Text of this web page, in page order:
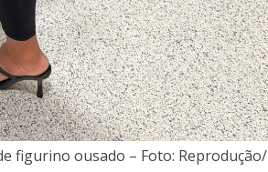
figurino ousado – Foto: Reprodução/